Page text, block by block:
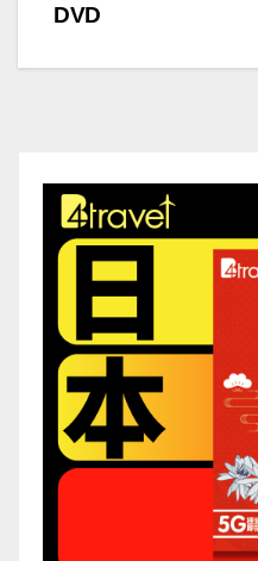
導
DVD